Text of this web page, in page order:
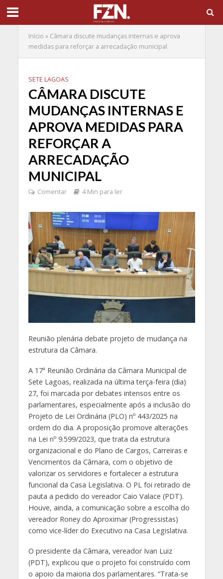
Início » Câmara discute mudanças internas e aprova
medidas para reforçar a arrecadação municipal
SETE LAGOAS
CÂMARA DISCUTE
MUDANÇAS INTERNAS E
APROVA MEDIDAS PARA
REFORÇAR A
ARRECADAÇÃO
MUNICIPAL
Comentar 4 Min para ler
Reunião plenária debate projeto de mudança na
estrutura da Câmara.
A 17ª Reunião Ordinária da Câmara Municipal de
Sete Lagoas, realizada na última terça-feira (dia)
27, foi marcada por debates intensos entre os
parlamentares, especialmente após a inclusão do
Projeto de Lei Ordinária (PLO) nº 443/2025 na
ordem do dia. A proposição promove alterações
na Lei nº 9.599/2023, que trata da estrutura
organizacional e do Plano de Cargos, Carreiras e
Vencimentos da Câmara, com o objetivo de
valorizar os servidores e fortalecer a estrutura
funcional da Casa Legislativa. O PL foi retirado de
pauta a pedido do vereador Caio Valace (PDT).
Houve, ainda, a comunicação sobre a escolha do
vereador Roney do Aproximar (Progressistas)
como vice-líder do Executivo na Casa Legislativa.
O presidente da Câmara, vereador Ivan Luiz
(PDT), explicou que o projeto foi construído com
o apoio da maioria dos parlamentares. “Trata-se